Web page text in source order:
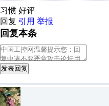
习惯 好评
回复 引用 举报
回复本条
发表回复